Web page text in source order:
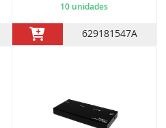
10 unidades
629181547A